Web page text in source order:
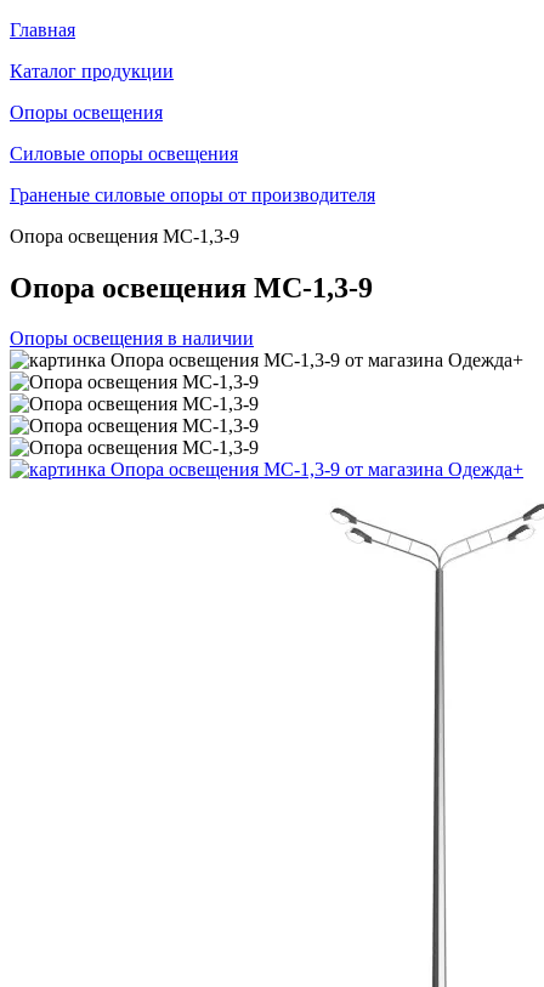
Главная
Каталог продукции
Oпоры oсвeщения
Силовые опоры освещения
Граненые силовые опоры от производителя
Опора освещения МС-1,3-9
Опора освещения МС-1,3-9
Опоры освещения в наличии